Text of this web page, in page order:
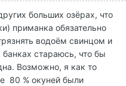
больших озёрах, что
приманка обязательно
водоём свинцом и
стараюсь, что бы
Возможно, я как то
80 % окуней были